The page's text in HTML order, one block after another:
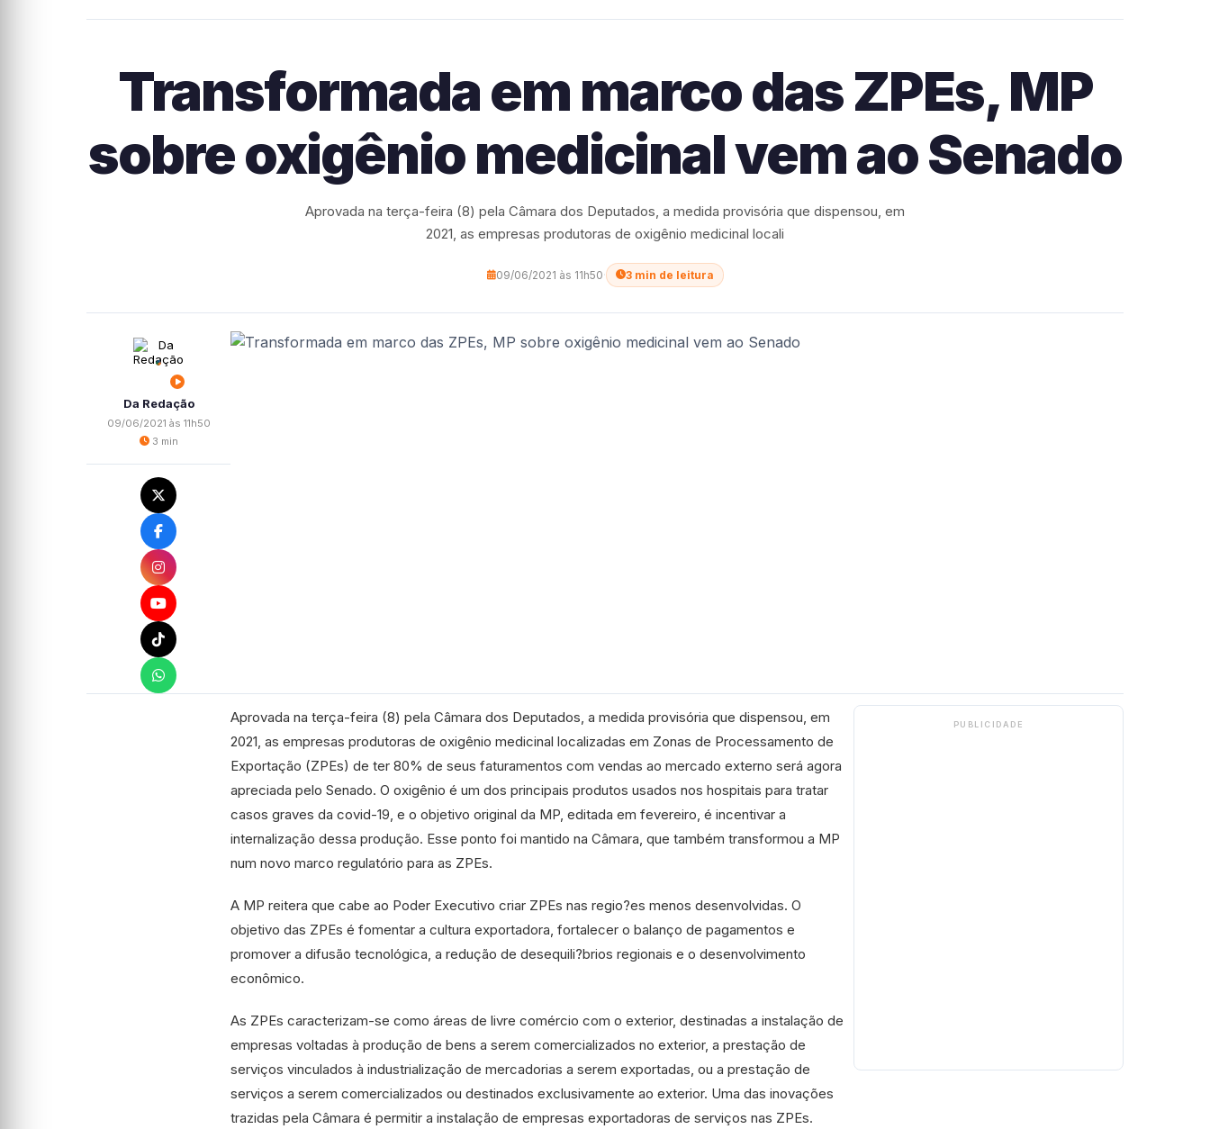
Transformada em marco das ZPEs, MP
sobre oxigênio medicinal vem ao Senado
Aprovada na terça-feira (8) pela Câmara dos Deputados, a medida provisória que dispensou, em
2021, as empresas produtoras de oxigênio medicinal locali
09/06/2021 às 11h50· 3 min de leitura
Da Redação
09/06/2021 às 11h50
3 min
Aprovada na terça-feira (8) pela Câmara dos Deputados, a medida provisória que dispensou, em
2021, as empresas produtoras de oxigênio medicinal localizadas em Zonas de Processamento de
Exportação (ZPEs) de ter 80% de seus faturamentos com vendas ao mercado externo será agora
apreciada pelo Senado. O oxigênio é um dos principais produtos usados nos hospitais para tratar
casos graves da covid-19, e o objetivo original da MP, editada em fevereiro, é incentivar a
internalização dessa produção. Esse ponto foi mantido na Câmara, que também transformou a MP
num novo marco regulatório para as ZPEs.
A MP reitera que cabe ao Poder Executivo criar ZPEs nas regio?es menos desenvolvidas. O
objetivo das ZPEs é fomentar a cultura exportadora, fortalecer o balanço de pagamentos e
promover a difusão tecnológica, a redução de desequili?brios regionais e o desenvolvimento
econômico.
As ZPEs caracterizam-se como áreas de livre comércio com o exterior, destinadas a instalação de
empresas voltadas à produção de bens a serem comercializados no exterior, a prestação de
serviços vinculados à industrialização de mercadorias a serem exportadas, ou a prestação de
serviços a serem comercializados ou destinados exclusivamente ao exterior. Uma das inovações
trazidas pela Câmara é permitir a instalação de empresas exportadoras de serviços nas ZPEs.
PUBLICIDADE